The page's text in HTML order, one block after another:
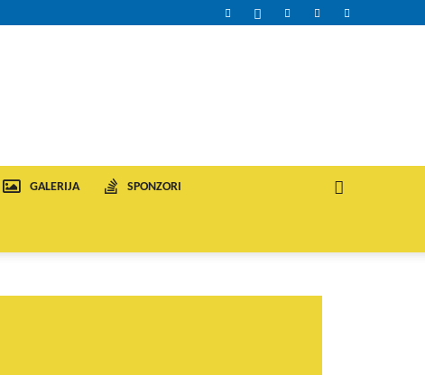
GALERIJA SPONZORI